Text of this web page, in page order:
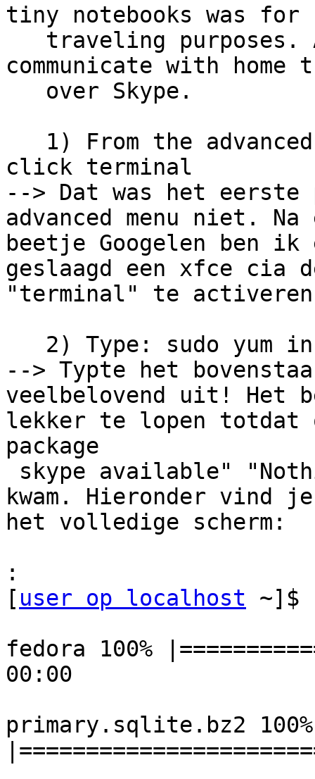
tiny notebooks was for
communicate with home
click terminal
--> Dat was het eerste
advanced menu niet. Na
beetje Googelen ben
geslaagd een xfce cia
"terminal" te
--> Typte het
veelbelovend uit! Het
lekker te lopen totdat
package
kwam. Hieronder vind je
het volledige scherm:
:
[ user op localhost ~]$
fedora 100%
00:00
primary.sqlite.bz2 100%